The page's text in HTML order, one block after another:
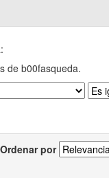
de b00fasqueda.
Ordenar por